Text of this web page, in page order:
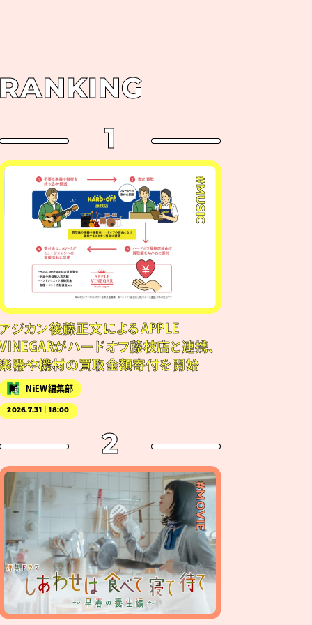
1
#MUSIC
ジカン後藤正文によるAPPLE
がハードオフ藤枝店と連携、
器や機材の買取金額寄付を開始
NiEW編集部
2026.7.31｜18:00
2
#MOVIE